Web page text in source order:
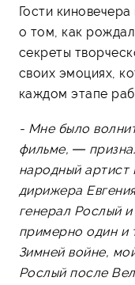
Гости
о том, как
секреты
своих эмоциях,
каждом этапе
- Мне было
фильме, —
народный артист
дирижера
генерал Рослый
примерно один и
Зимней войне,
Рослый после